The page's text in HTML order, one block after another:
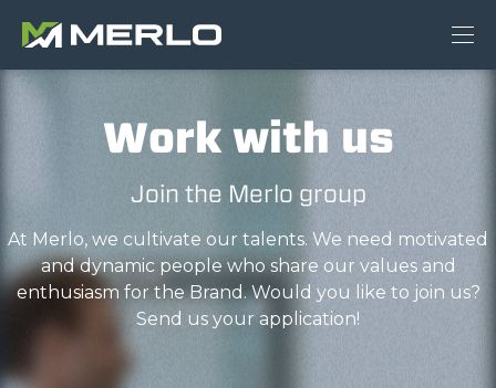
Work with us
Join the Merlo group
At Merlo, we cultivate our talents. We need motivated
and dynamic people who share our values and
enthusiasm for the Brand. Would you like to join us?
Send us your application!